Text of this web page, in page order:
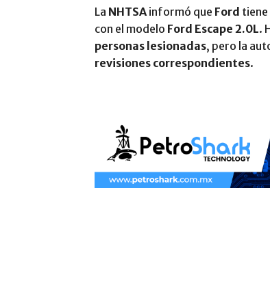
La NHTSA informó que Ford
con el modelo Ford Escape 2.0L.
personas lesionadas, pero la
revisiones correspondientes.